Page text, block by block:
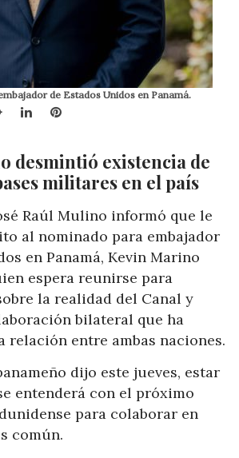
de Estados Unidos en Panamá.
Google+LinkedInPinterest
desmintió existencia de
militares en el país
Raúl Mulino informó que le
al nominado para embajador
en Panamá, Kevin Marino
espera reunirse para
la realidad del Canal y
bilateral que ha
relación entre ambas naciones.
dijo este jueves, estar
entenderá con el próximo
para colaborar en
común.